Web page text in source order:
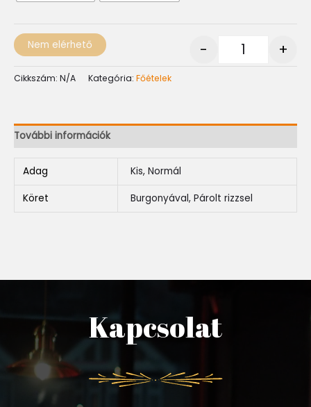
- +
Nem elérhető
Cikkszám: N/A Kategória: Főételek
További információk
Adag Kis, Normál
Köret Burgonyával, Párolt rizzsel
Kapcsolat